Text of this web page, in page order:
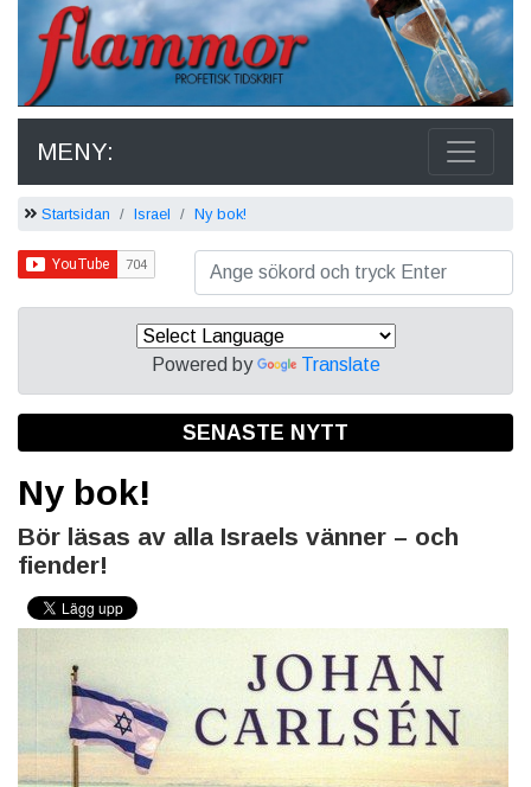
MENY:
Startsidan Israel Ny bok!
Powered by Translate
SENASTE NYTT
Ny bok!
Bör läsas av alla Israels vänner – och
fiender!